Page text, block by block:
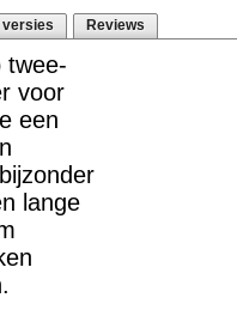
versies Reviews
twee-
voor
een
lange